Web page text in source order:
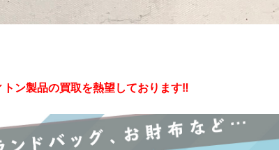
ン製品の買取を熱望しております‼︎